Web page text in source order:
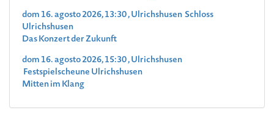
dom 16. agosto 2026, 13:30 , Ulrichshusen Schloss
Ulrichshusen
Das Konzert der Zukunft
dom 16. agosto 2026, 15:30 , Ulrichshusen
Festspielscheune Ulrichshusen
Mitten im Klang